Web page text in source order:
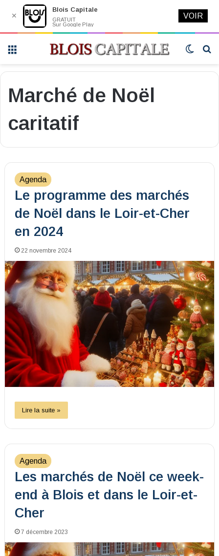
Switch
Marché de Noël
caritatif
Agenda
Le programme des marchés
de Noël dans le Loir-et-Cher
en 2024
22 novembre 2024
Lire la suite »
Agenda
Les marchés de Noël ce week-
end à Blois et dans le Loir-et-
Cher
7 décembre 2023
✕
Blois Capitale
GRATUIT
Sur Google Play
VOIR